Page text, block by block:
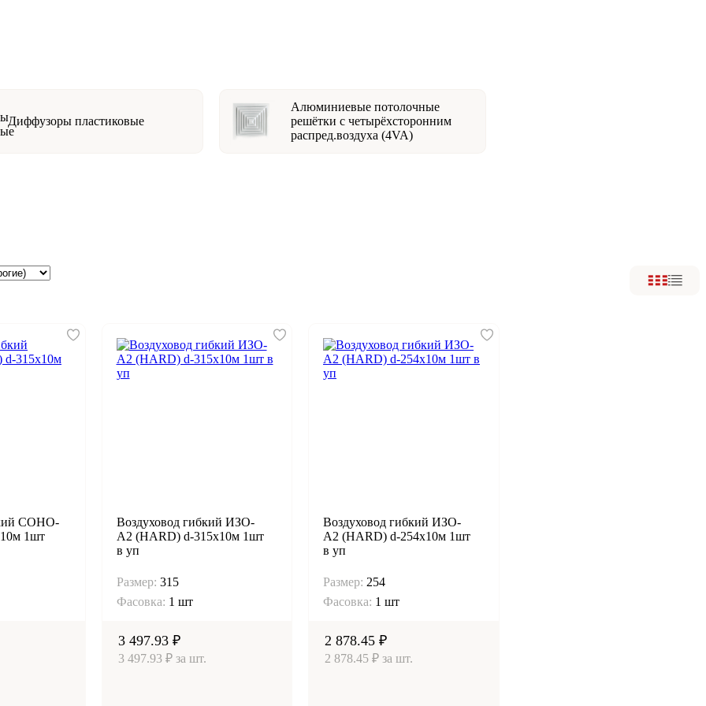
Диффузоры пластиковые
Алюминиевые потолочные
решётки с четырёхсторонним
распред.воздуха (4VA)
СОНО-
1шт
Воздуховод гибкий ИЗО-
А2 (HARD) d-315х10м 1шт
в уп
Размер: 315
Фасовка: 1 шт
3 497.93 ₽
3 497.93 ₽ за шт.
Воздуховод гибкий ИЗО-
А2 (HARD) d-254х10м 1шт
в уп
Размер: 254
Фасовка: 1 шт
2 878.45 ₽
2 878.45 ₽ за шт.